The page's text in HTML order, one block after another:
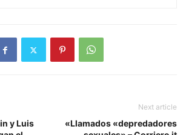
y Luis
Next article
«Llamados «depredadores